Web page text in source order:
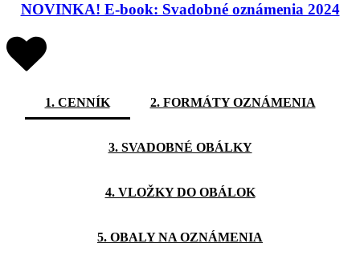
NOVINKA! E-book: Svadobné oznámenia 2024
1. CENNÍK 2. FORMÁTY OZNÁMENIA
3. SVADOBNÉ OBÁLKY
4. VLOŽKY DO OBÁLOK
5. OBALY NA OZNÁMENIA